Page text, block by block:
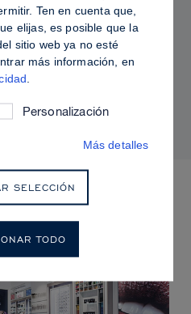
TIPS
hidratada: cómo fijar
lograr un acabado
EVENTOS
Ten en cuenta que,
elijas, es posible que la
sitio web ya no esté
más información, en
Personalización
Más detalles
SELECCIÓN
TODO